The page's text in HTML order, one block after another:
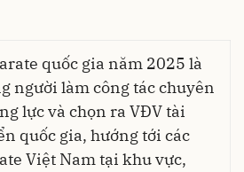
quốc gia năm 2025 là
người làm công tác chuyên
lực và chọn ra VĐV tài
quốc gia, hướng tới các
Việt Nam tại khu vực,